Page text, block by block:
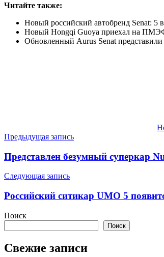
Читайте также:
Новый российский автобренд Senat: 5
Новый Hongqi Guoya приехал на
Обновленный Aurus Senat
Навигация
по
записям
Предыдущая запись
Представлен безумный суперкар
Следующая запись
Российский ситикар UMO 5
Поиск
Поиск
Свежие записи